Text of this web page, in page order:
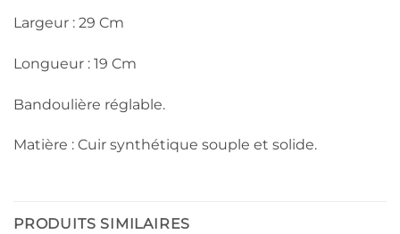
Largeur : 29 Cm
Longueur : 19 Cm
Bandoulière réglable.
Matière : Cuir synthétique souple et solide.
PRODUITS SIMILAIRES